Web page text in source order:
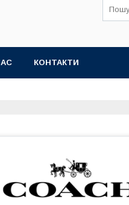
КОНТАКТИ